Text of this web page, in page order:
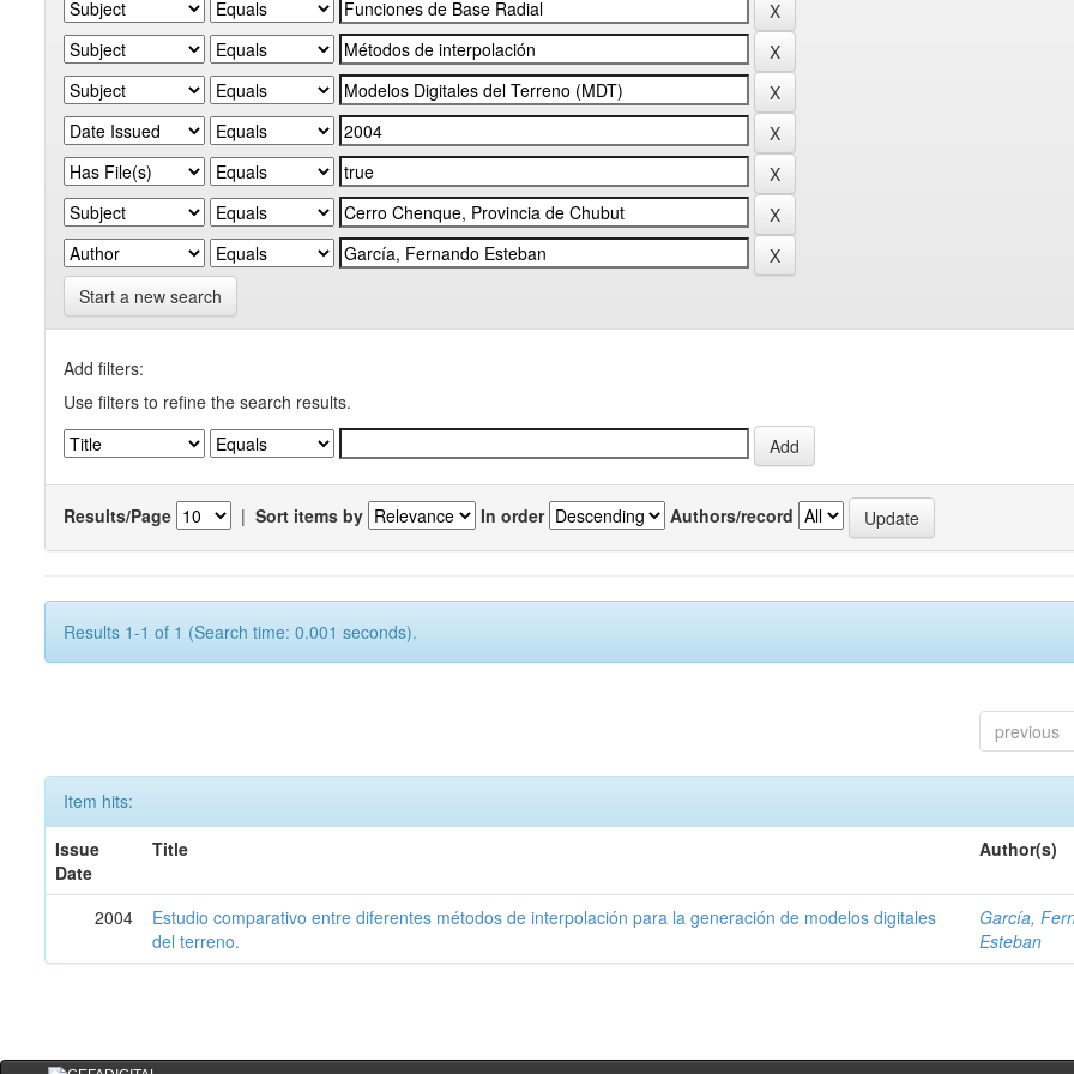
Start a new search
Add filters:
Use filters to refine the search results.
Results/Page | Sort items by In order Authors/record
Results 1-1 of 1 (Search time: 0.001 seconds).
previous
Item hits:
Issue
Date
Title Author(s)
2004
Estudio comparativo entre diferentes métodos de interpolación para la generación de modelos digitales
del terreno.
García,
Esteban